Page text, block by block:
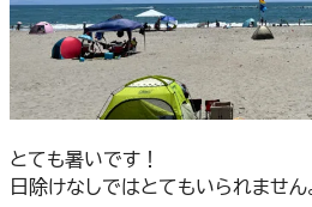
とても暑いです！
日除けなしではとてもいられません